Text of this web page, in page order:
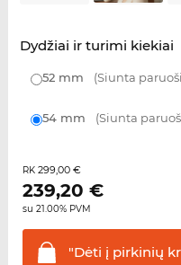
Dydžiai ir turimi kiekiai
52 mm (Siunta
54 mm (Siunta
RK 299,00 €
239,20 €
su 21.00% PVM
"Dėti į pirkinių